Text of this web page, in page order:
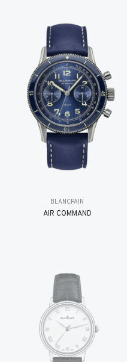
BLANCPAIN
AIR COMMAND